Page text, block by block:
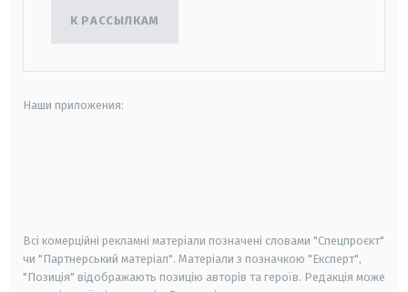
К РАССЫЛКАМ
Наши приложения:
Всі комерційні рекламні матеріали позначені словами "Спецпроєкт"
чи "Партнерський матеріал". Матеріали з позначкою "Експерт",
"Позиція" відображають позицію авторів та героїв. Редакція може